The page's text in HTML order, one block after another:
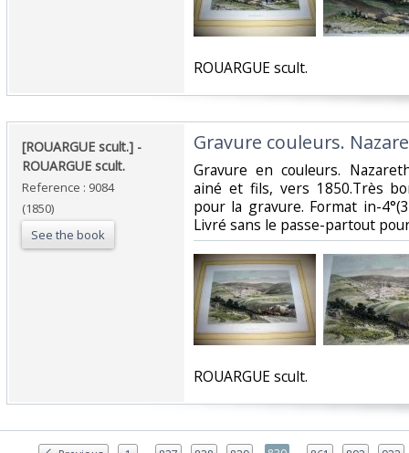
‎ROUARGUE scult. ‎
‎[ROUARGUE scult.] - ‎
‎ROUARGUE scult.‎
Reference : 9084
(1850)
See the book
‎Gravure couleurs.
‎Gravure en couleurs.
ainé et fils, vers 1850.Très
pour la gravure. Format in-
Livré sans le passe-partout
‎ROUARGUE scult. ‎